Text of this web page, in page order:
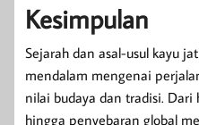
Kesimpulan
Sejarah dan asal-usul kayu
mendalam mengenai
nilai budaya dan tradisi. Dari
hingga penyebaran global